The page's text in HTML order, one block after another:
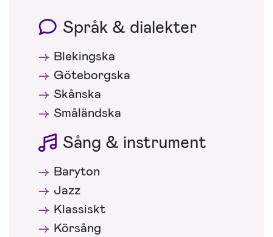
Språk & dialekter
Blekingska
Göteborgska
Skånska
Småländska
Sång & instrument
Baryton
Jazz
Klassiskt
Körsång